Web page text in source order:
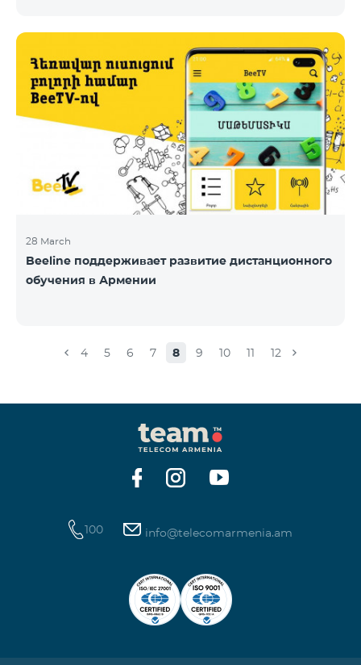
28 March
Beeline поддерживает развитие дистанционного
обучения в Армении
4 5 6 7 8 9 10 11 12
100 info@telecomarmenia.am